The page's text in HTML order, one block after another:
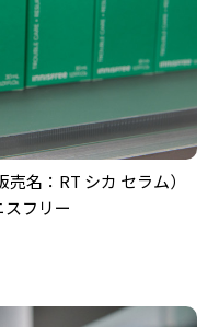
売名：RT シカ セラム）
スフリー